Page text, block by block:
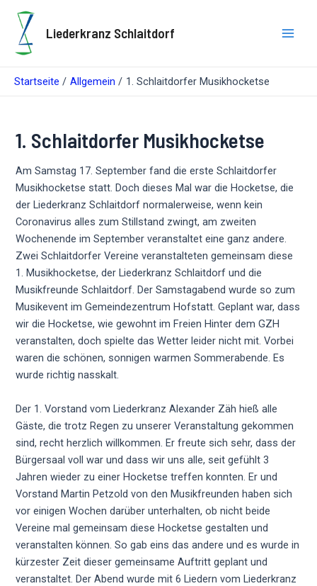
Inhalt
springen
Liederkranz Schlaitdorf
Startseite Allgemein 1. Schlaitdorfer Musikhocketse
1. Schlaitdorfer Musikhocketse
Am Samstag 17. September fand die erste Schlaitdorfer
Musikhocketse statt. Doch dieses Mal war die Hocketse, die
der Liederkranz Schlaitdorf normalerweise, wenn kein
Coronavirus alles zum Stillstand zwingt, am zweiten
Wochenende im September veranstaltet eine ganz andere.
Zwei Schlaitdorfer Vereine veranstalteten gemeinsam diese
1. Musikhocketse, der Liederkranz Schlaitdorf und die
Musikfreunde Schlaitdorf. Der Samstagabend wurde so zum
Musikevent im Gemeindezentrum Hofstatt. Geplant war, dass
wir die Hocketse, wie gewohnt im Freien Hinter dem GZH
veranstalten, doch spielte das Wetter leider nicht mit. Vorbei
waren die schönen, sonnigen warmen Sommerabende. Es
wurde richtig nasskalt.
Der 1. Vorstand vom Liederkranz Alexander Zäh hieß alle
Gäste, die trotz Regen zu unserer Veranstaltung gekommen
sind, recht herzlich willkommen. Er freute sich sehr, dass der
Bürgersaal voll war und dass wir uns alle, seit gefühlt 3
Jahren wieder zu einer Hocketse treffen konnten. Er und
Vorstand Martin Petzold von den Musikfreunden haben sich
vor einigen Wochen darüber unterhalten, ob nicht beide
Vereine mal gemeinsam diese Hocketse gestalten und
veranstalten können. So gab eins das andere und es wurde in
kürzester Zeit dieser gemeinsame Auftritt geplant und
veranstaltet. Der Abend wurde mit 6 Liedern vom Liederkranz